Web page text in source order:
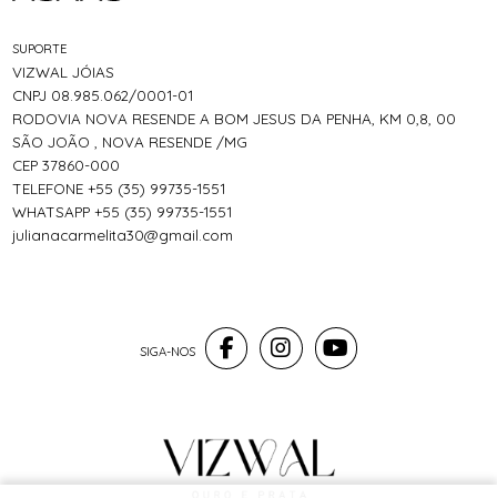
SUPORTE
VIZWAL JÓIAS
CNPJ 08.985.062/0001-01
RODOVIA NOVA RESENDE A BOM JESUS DA PENHA, KM 0,8, 00
SÃO JOÃO , NOVA RESENDE /MG
CEP 37860-000
TELEFONE +55 (35) 99735-1551
WHATSAPP +55 (35) 99735-1551
julianacarmelita30@gmail.com